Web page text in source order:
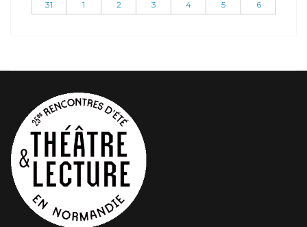
31
1 2 3 4 5 6